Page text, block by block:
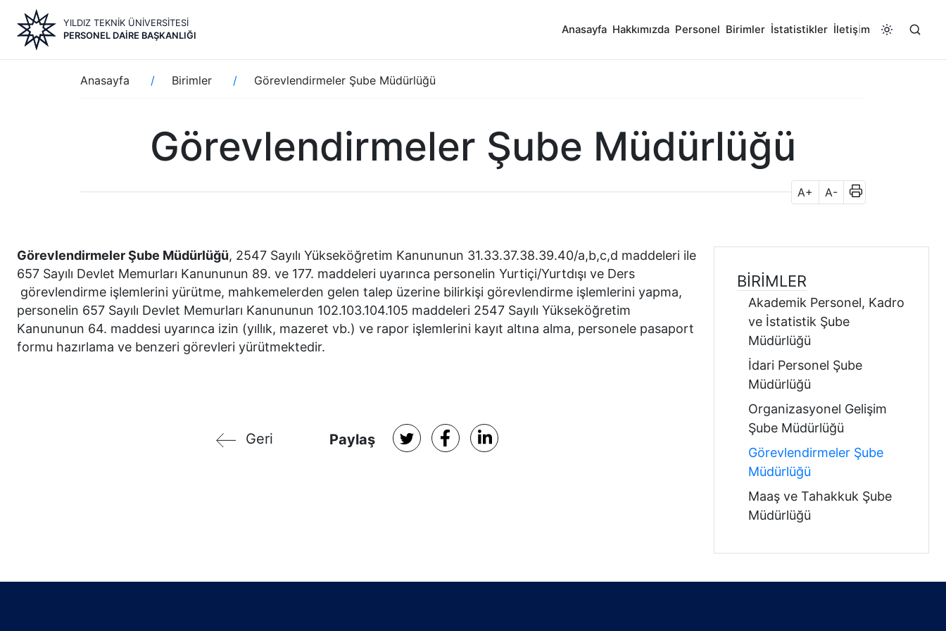
içeriğe
YILDIZ TEKNİK ÜNİVERSİTESİ
PERSONEL DAIRE BAŞKANLIĞI
Anasayfa Hakkımızda Personel Birimler İstatistikler İletişim
Sayfa
yolu
Anasayfa Birimler Görevlendirmeler Şube Müdürlüğü
Görevlendirmeler Şube Müdürlüğü
A+ A-
Görevlendirmeler Şube Müdürlüğü, 2547 Sayılı Yükseköğretim Kanununun 31.33.37.38.39.40/a,b,c,d maddeleri ile
657 Sayılı Devlet Memurları Kanununun 89. ve 177. maddeleri uyarınca personelin Yurtiçi/Yurtdışı ve Ders
görevlendirme işlemlerini yürütme, mahkemelerden gelen talep üzerine bilirkişi görevlendirme işlemlerini yapma,
personelin 657 Sayılı Devlet Memurları Kanununun 102.103.104.105 maddeleri 2547 Sayılı Yükseköğretim
Kanununun 64. maddesi uyarınca izin (yıllık, mazeret vb.) ve rapor işlemlerini kayıt altına alma, personele pasaport
formu hazırlama ve benzeri görevleri yürütmektedir.
Geri Paylaş
BIRIMLER
Akademik Personel, Kadro
ve İstatistik Şube
Müdürlüğü
İdari Personel Şube
Müdürlüğü
Organizasyonel Gelişim
Şube Müdürlüğü
Görevlendirmeler Şube
Müdürlüğü
Maaş ve Tahakkuk Şube
Müdürlüğü